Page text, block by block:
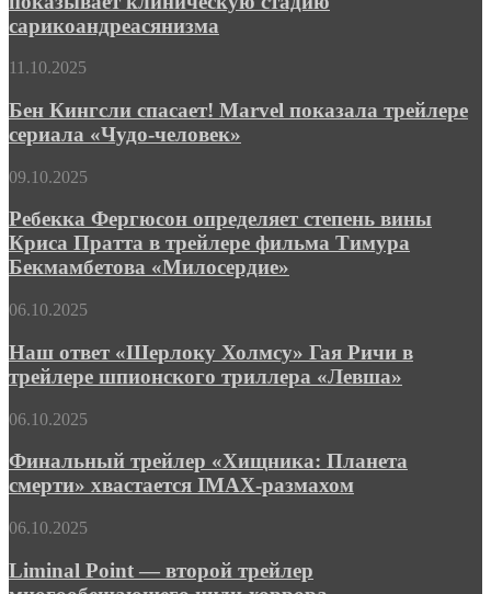
трейлере
экшена
человек»
первом
трейлер
клиническую
сарикоандреасянизма
сарикоандреасянизма
Бен
спасает!
Marvel
показала
сериала
человек»
11.10.2025
Бен Кингсли спасает! Marvel показала трейлере
сериала «Чудо-человек»
Ребекка
определяет
степень
вины
Криса
в
фильма
Тимура
Бекмамбетова
«Милосердие»
09.10.2025
Ребекка Фергюсон определяет степень вины
Криса Пратта в трейлере фильма Тимура
Бекмамбетова «Милосердие»
Наш
«Шерлоку
Холмсу»
Гая
в
шпионского
триллера
06.10.2025
Наш ответ «Шерлоку Холмсу» Гая Ричи в
трейлере шпионского триллера «Левша»
Финальный
«Хищника:
смерти»
IMAX-
06.10.2025
Финальный трейлер «Хищника: Планета
смерти» хвастается IMAX-размахом
Liminal
—
второй
06.10.2025
Liminal Point — второй трейлер